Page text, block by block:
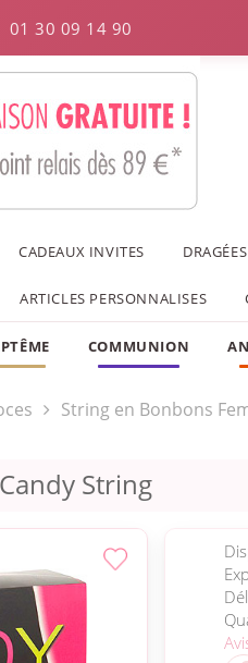
01 30 09 14 90
CADEAUX INVITES DRAGÉES
ARTICLES PERSONNALISES
COMMUNION
String en Bonbons
String